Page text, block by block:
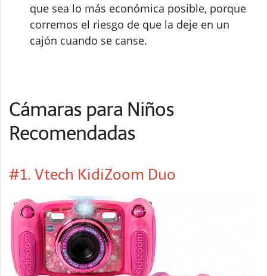
que sea lo más económica posible, porque
corremos el riesgo de que la deje en un
cajón cuando se canse.
Cámaras para Niños
Recomendadas
#1. Vtech KidiZoom Duo